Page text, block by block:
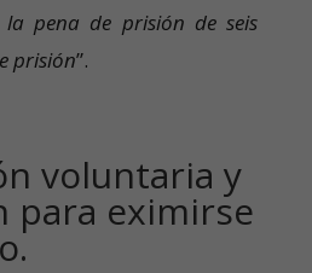
pena de prisión de seis
prisión”.
voluntaria y
para eximirse